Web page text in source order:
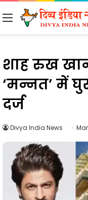
Menu
शाह रुख
‘मन्नत’ में
दर्ज
Divya India News